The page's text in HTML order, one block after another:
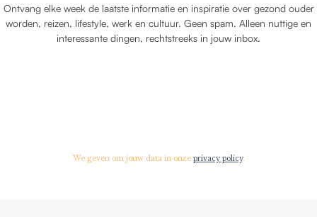
Ontvang elke week de laatste informatie en inspiratie over gezond ouder
worden, reizen, lifestyle, werk en cultuur. Geen spam. Alleen nuttige en
interessante dingen, rechtstreeks in jouw inbox.
We geven om jouw data in onze privacy policy.